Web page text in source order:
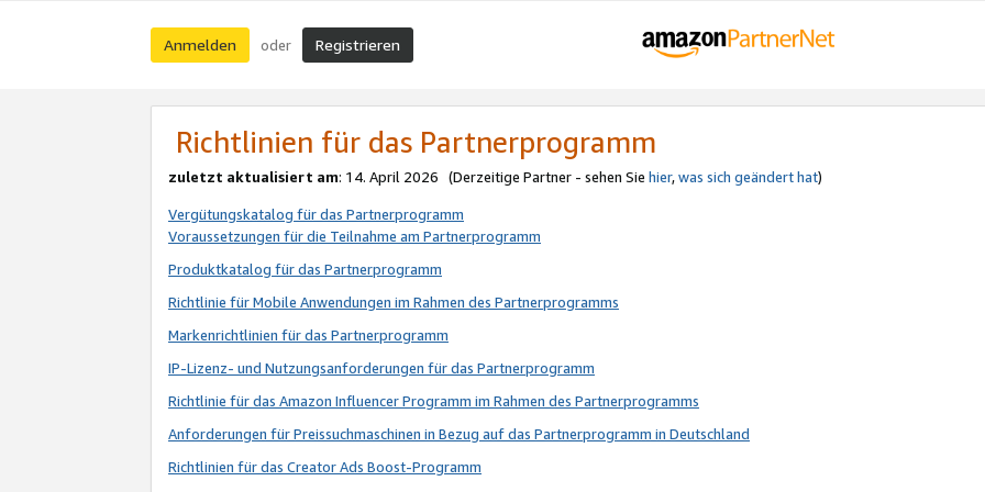
Anmelden oder Registrieren
Richtlinien für das Partnerprogramm
zuletzt aktualisiert am: 14. April 2026 (Derzeitige Partner - sehen Sie hier,was sich geändert hat)
Vergütungskatalog für das Partnerprogramm
Voraussetzungen für die Teilnahme am Partnerprogramm
Produktkatalog für das Partnerprogramm
Richtlinie für Mobile Anwendungen im Rahmen des Partnerprogramms
Markenrichtlinien für das Partnerprogramm
IP-Lizenz- und Nutzungsanforderungen für das Partnerprogramm
Richtlinie für das Amazon Influencer Programm im Rahmen des Partnerprogramms
Anforderungen für Preissuchmaschinen in Bezug auf das Partnerprogramm in Deutschland
Richtlinien für das Creator Ads Boost-Programm